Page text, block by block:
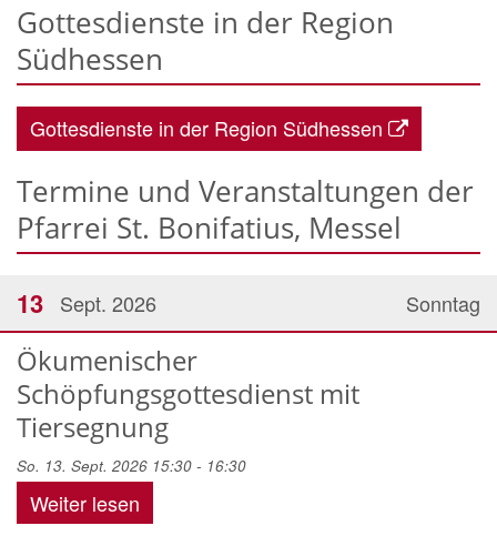
Gottesdienste in der Region
Südhessen
Gottesdienste in der Region Südhessen
Termine und Veranstaltungen der
Pfarrei St. Bonifatius, Messel
Sonntag
13 Sept. 2026
Ökumenischer
Schöpfungsgottesdienst mit
Tiersegnung
So. 13. Sept. 2026 15:30 - 16:30
Weiter lesen